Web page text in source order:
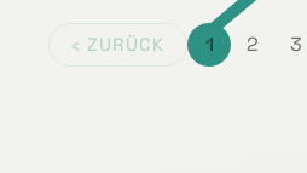
‹ ZURÜCK 1 2 3